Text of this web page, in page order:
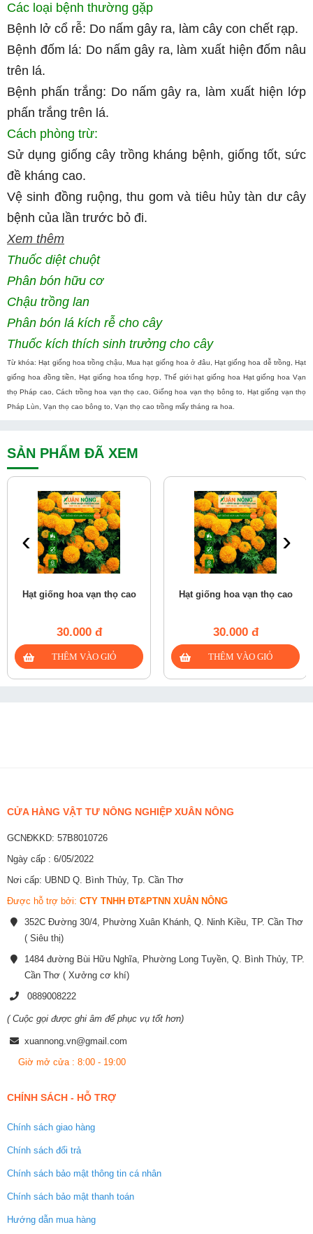
Các loại bệnh thường gặp
Bệnh lở cổ rễ: Do nấm gây ra, làm cây con chết rạp.
Bệnh đốm lá: Do nấm gây ra, làm xuất hiện đốm nâu
trên lá.
Bệnh phấn trắng: Do nấm gây ra, làm xuất hiện lớp
phấn trắng trên lá.
Cách phòng trừ:
Sử dụng giống cây trồng kháng bệnh, giống tốt, sức
đề kháng cao.
Vệ sinh đồng ruộng, thu gom và tiêu hủy tàn dư cây
bệnh của lần trước bỏ đi.
Xem thêm
Thuốc diệt chuột
Phân bón hữu cơ
Chậu trồng lan
Phân bón lá kích rễ cho cây
Thuốc kích thích sinh trưởng cho cây
Từ khóa: Hạt giống hoa trồng chậu, Mua hạt giống hoa ở đâu, Hạt giống hoa dễ trồng, Hạt
giống hoa đồng tiền, Hạt giống hoa tổng hợp, Thế giới hạt giống hoa Hạt giống hoa Vạn
thọ Pháp cao, Cách trồng hoa vạn thọ cao, Giống hoa vạn thọ bông to, Hạt giống vạn thọ
Pháp Lùn, Vạn thọ cao bông to, Vạn thọ cao trồng mấy tháng ra hoa.
SẢN PHẨM ĐÃ XEM
Hạt giống hoa vạn thọ cao
30.000 đ
Hạt giống hoa vạn thọ cao
30.000 đ
‹ ›
CỬA HÀNG VẬT TƯ NÔNG NGHIỆP XUÂN NÔNG
GCNĐKKD: 57B8010726
Ngày cấp : 6/05/2022
Nơi cấp: UBND Q. Bình Thủy, Tp. Cần Thơ
Được hỗ trợ bởi: CTY TNHH ĐT&PTNN XUÂN NÔNG
352C Đường 30/4, Phường Xuân Khánh, Q. Ninh Kiều, TP. Cần Thơ
( Siêu thị)
1484 đường Bùi Hữu Nghĩa, Phường Long Tuyền, Q. Bình Thủy, TP.
Cần Thơ ( Xưởng cơ khí)
0889008222
( Cuộc gọi được ghi âm để phục vụ tốt hơn)
xuannong.vn@gmail.com
Giờ mở cửa : 8:00 - 19:00
CHÍNH SÁCH - HỖ TRỢ
Chính sách giao hàng
Chính sách đổi trả
Chính sách bảo mật thông tin cá nhân
Chính sách bảo mật thanh toán
Hướng dẫn mua hàng